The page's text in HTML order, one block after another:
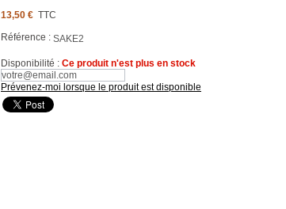
13,50 € TTC
Référence : SAKE2
Disponibilité : Ce produit n'est plus en stock
Prévenez-moi lorsque le produit est disponible